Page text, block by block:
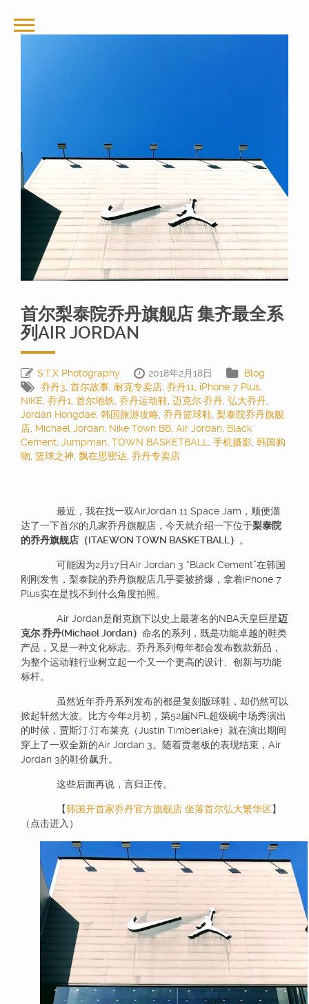
首尔梨泰院乔丹旗舰店 集齐最全系
列AIR JORDAN
S.T.X Photography 2018年2月18日
Blog
乔丹3 首尔故事 耐克专卖店 乔丹11 iPhone 7 Plus
NIKE 乔丹1 首尔地铁 乔丹运动鞋 迈克尔·乔丹 弘大乔丹
Jordan Hongdae 韩国旅游攻略 乔丹篮球鞋 梨泰院乔丹旗舰
店 Michael Jordan Nike Town BB Air Jordan Black
Cement Jumpman TOWN BASKETBALL 手机摄影 韩国购
物 篮球之神 飘在思密达 乔丹专卖店
最近，我在找一双AirJordan 11 Space Jam，顺便溜
达了一下首尔的几家乔丹旗舰店，今天就介绍一下位于梨泰院
的乔丹旗舰店（ITAEWON TOWN BASKETBALL）
。
可能因为2月17日Air Jordan 3 “Black Cement”在韩国
刚刚发售，梨泰院的乔丹旗舰店几乎要被挤爆，拿着iPhone 7
Plus实在是找不到什么角度拍照。
Air Jordan是耐克旗下以史上最著名的NBA天皇巨星迈
克尔·乔丹(Michael Jordan） 命名的系列，既是功能卓越的鞋类
产品，又是一种文化标志。乔丹系列每年都会发布数款新品，
为整个运动鞋行业树立起一个又一个更高的设计、创新与功能
标杆。
虽然近年乔丹系列发布的都是复刻版球鞋，却仍然可以
掀起轩然大波。比方今年2月初，第52届NFL超级碗中场秀演出
的时候，贾斯汀·汀布莱克（Justin Timberlake）就在演出期间
穿上了一双全新的Air Jordan 3。随着贾老板的表现结束，Air
Jordan 3的鞋价飙升。
这些后面再说，言归正传。
【韩国开首家乔丹官方旗舰店 坐落首尔弘大繁华区】
（点击进入）